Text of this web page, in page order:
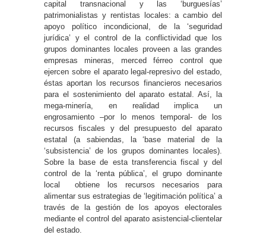
capital transnacional y las ‘burguesías’
patrimonialistas y rentistas locales: a cambio del
apoyo político incondicional, de la ‘seguridad
jurídica’ y el control de la conflictividad que los
grupos dominantes locales proveen a las grandes
empresas mineras, merced férreo control que
ejercen sobre el aparato legal-represivo del estado,
éstas aportan los recursos financieros necesarios
para el sostenimiento del aparato estatal. Así, la
mega-minería, en realidad implica un
engrosamiento –por lo menos temporal- de los
recursos fiscales y del presupuesto del aparato
estatal (a sabiendas, la ‘base material de la
‘subsistencia’ de los grupos dominantes locales).
Sobre la base de esta transferencia fiscal y del
control de la ‘renta pública’, el grupo dominante
local obtiene los recursos necesarios para
alimentar sus estrategias de ‘legitimación política’ a
través de la gestión de los apoyos electorales
mediante el control del aparato asistencial-clientelar
del estado.